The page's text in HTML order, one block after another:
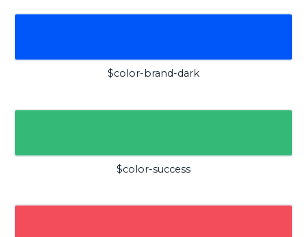
$color-brand-dark
$color-success